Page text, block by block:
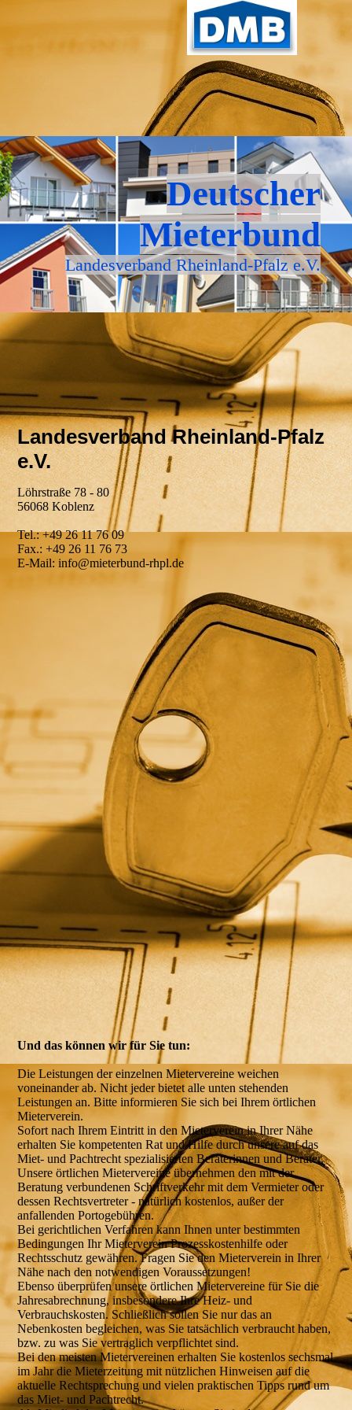
Deutscher
Mieterbund
Landesverband Rheinland-Pfalz e.V.
Landesverband Rheinland-Pfalz
e.V.
Löhrstraße 78 - 80
56068 Koblenz
Tel.: +49 26 11 76 09
Fax.: +49 26 11 76 73
E-Mail: info@mieterbund-rhpl.de
Und das können wir für Sie tun:
Die Leistungen der einzelnen Mietervereine weichen
voneinander ab. Nicht jeder bietet alle unten stehenden
Leistungen an. Bitte informieren Sie sich bei Ihrem örtlichen
Mieterverein.
Sofort nach Ihrem Eintritt in den Mieterverein in Ihrer Nähe
erhalten Sie kompetenten Rat und Hilfe durch unsere auf das
Miet- und Pachtrecht spezialisierten Beraterinnen und Berater.
Unsere örtlichen Mietervereine übernehmen den mit der
Beratung verbundenen Schriftverkehr mit dem Vermieter oder
dessen Rechtsvertreter - natürlich kostenlos, außer der
anfallenden Portogebühren.
Bei gerichtlichen Verfahren kann Ihnen unter bestimmten
Bedingungen Ihr Mieterverein Prozesskostenhilfe oder
Rechtsschutz gewähren. Fragen Sie den Mieterverein in Ihrer
Nähe nach den notwendigen Voraussetzungen!
Ebenso überprüfen unsere örtlichen Mietervereine für Sie die
Jahresabrechnung, insbesondere Ihre Heiz- und
Verbrauchskosten. Schließlich sollen Sie nur das an
Nebenkosten begleichen, was Sie tatsächlich verbraucht haben,
bzw. zu was Sie vertraglich verpflichtet sind.
Bei den meisten Mietervereinen erhalten Sie kostenlos sechsmal
im Jahr die Mieterzeitung mit nützlichen Hinweisen auf die
aktuelle Rechtsprechung und vielen praktischen Tipps rund um
das Miet- und Pachtrecht.